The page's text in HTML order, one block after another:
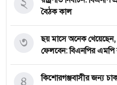
বৈঠক কাল
ছয় মাসে অনেক
ফেলবেন: বিএনপির
৩
কিশোরগঞ্জবাসীর জন্য
৪